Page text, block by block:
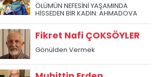
ÖLÜMÜN NEFESİNİ YAŞAMINDA
HİSSEDEN BİR KADIN: AHMADOVA
Fikret Nafi ÇOKSÖYLER
Gönülden Vermek